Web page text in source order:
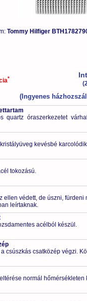
Tommy Hilfiger
*
(Ingyenes
quartz óraszerkezetet
kevésbé
tokozású.
ellen védett, de úszni,
leírtaknak.
acélból készül.
csúszkás csatközép végzi.
normál